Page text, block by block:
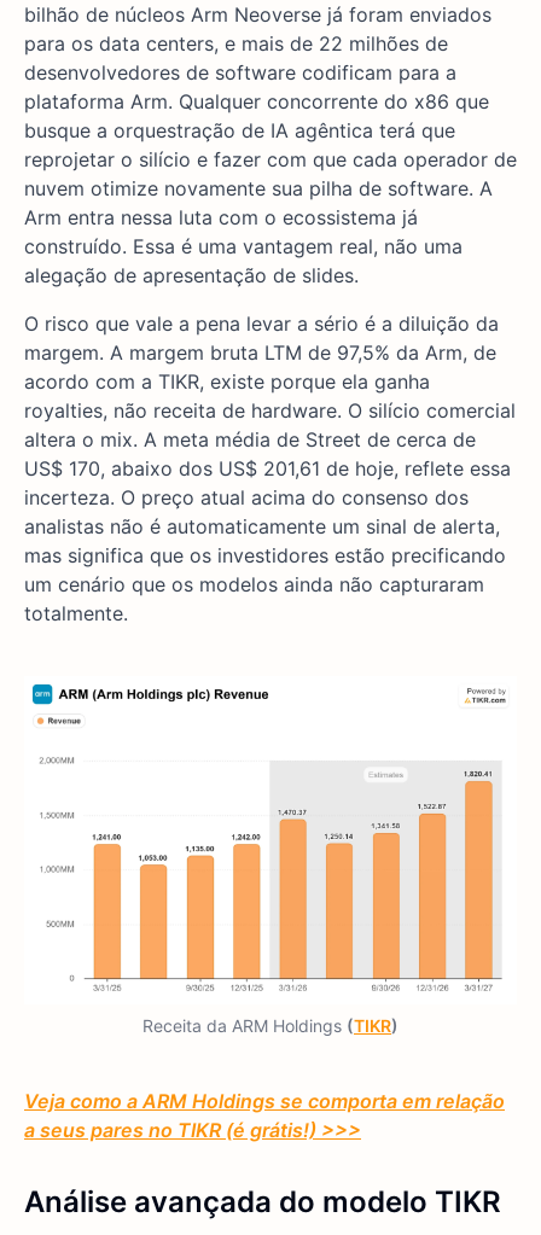
bilhão de núcleos Arm Neoverse já foram enviados
para os data centers, e mais de 22 milhões de
desenvolvedores de software codificam para a
plataforma Arm. Qualquer concorrente do x86 que
busque a orquestração de IA agêntica terá que
reprojetar o silício e fazer com que cada operador de
nuvem otimize novamente sua pilha de software. A
Arm entra nessa luta com o ecossistema já
construído. Essa é uma vantagem real, não uma
alegação de apresentação de slides.
O risco que vale a pena levar a sério é a diluição da
margem. A margem bruta LTM de 97,5% da Arm, de
acordo com a TIKR, existe porque ela ganha
royalties, não receita de hardware. O silício comercial
altera o mix. A meta média de Street de cerca de
US$ 170, abaixo dos US$ 201,61 de hoje, reflete essa
incerteza. O preço atual acima do consenso dos
analistas não é automaticamente um sinal de alerta,
mas significa que os investidores estão precificando
um cenário que os modelos ainda não capturaram
totalmente.
Receita da ARM Holdings (TIKR)
Veja como a ARM Holdings se comporta em relação
a seus pares no TIKR (é grátis!) >>>
Análise avançada do modelo TIKR